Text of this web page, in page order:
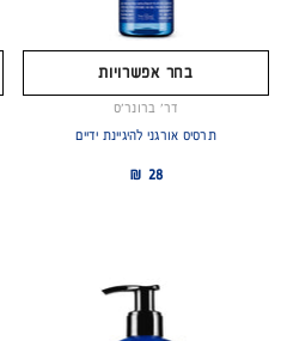
בחר אפשרויות
דר׳ ברונר׳ס
תרסיס אורגני להיגיינת ידיים
28 ₪